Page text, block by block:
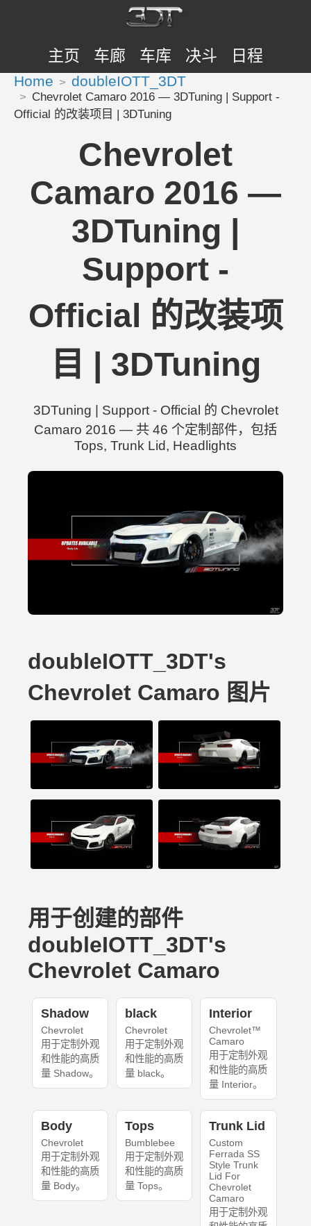
主页 车廊 车库 决斗 日程
Home doubleIOTT_3DT
Chevrolet Camaro 2016 — 3DTuning | Support -
Official 的改装项目 | 3DTuning
Chevrolet
Camaro 2016 —
3DTuning |
Support -
Official 的改装项
目 | 3DTuning
3DTuning | Support - Official 的 Chevrolet
Camaro 2016 — 共 46 个定制部件，包括
Tops, Trunk Lid, Headlights
doubleIOTT_3DT's
Chevrolet Camaro 图片
用于创建的部件
doubleIOTT_3DT's
Chevrolet Camaro
Shadow
Chevrolet
用于定制外观
和性能的高质
量 Shadow。
black
Chevrolet
用于定制外观
和性能的高质
量 black。
Interior
Chevrolet™
Camaro
用于定制外观
和性能的高质
量 Interior。
Body
Chevrolet
用于定制外观
和性能的高质
量 Body。
Tops
Bumblebee
用于定制外观
和性能的高质
量 Tops。
Trunk Lid
Custom
Ferrada SS
Style Trunk
Lid For
Chevrolet
Camaro
用于定制外观